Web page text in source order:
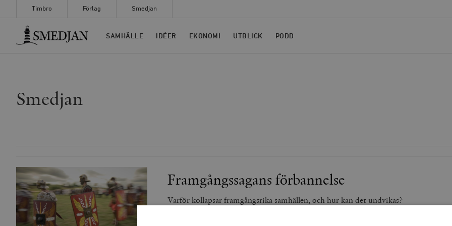
Timbro Förlag Smedjan
Timbro
SAMHÄLLE IDÉER EKONOMI UTBLICK PODD
Smedjan
Framgångssagans förbannelse
Varför kollapsar framgångsrika samhällen, och hur kan det undvikas?